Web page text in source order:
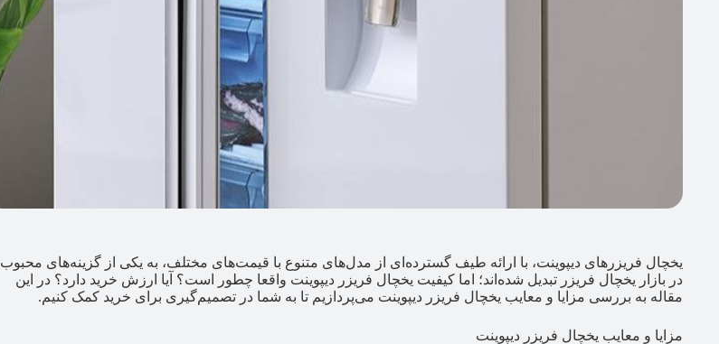
یخچال فریزرهای دیپوینت، با ارائه طیف گسترده‌ای از مدل‌های متنوع با قیمت‌های مختلف، به یکی از گزینه‌های محبوب
در بازار یخچال فریزر تبدیل شده‌اند؛ اما کیفیت یخچال فریزر دیپوینت واقعا چطور است؟ آیا ارزش خرید دارد؟ در این
مقاله به بررسی مزایا و معایب یخچال فریزر دیپوینت می‌پردازیم تا به شما در تصمیم‌گیری برای خرید کمک کنیم.
مزایا و معایب یخچال فریزر دیپوینت